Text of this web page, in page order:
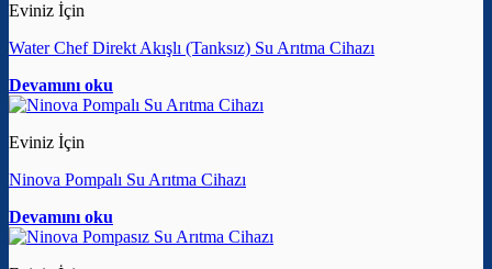
Eviniz İçin
Water Chef Direkt Akışlı (Tanksız) Su Arıtma Cihazı
Devamını oku
Eviniz İçin
Ninova Pompalı Su Arıtma Cihazı
Devamını oku